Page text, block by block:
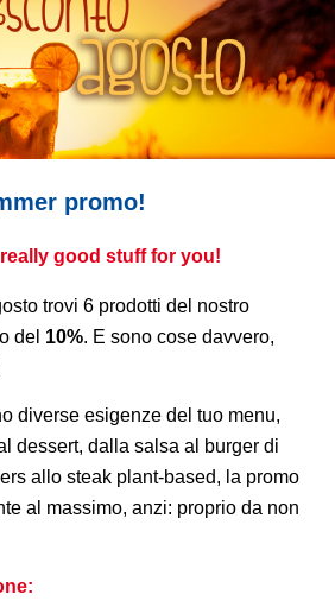
promo!
good stuff for you!
trovi 6 prodotti del nostro
del 10%. E sono cose davvero,
diverse esigenze del tuo menu,
dessert, dalla salsa al burger di
allo steak plant-based, la promo
al massimo, anzi: proprio da non